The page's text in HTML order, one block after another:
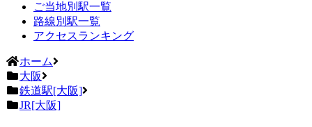
ご当地別駅一覧
路線別駅一覧
アクセスランキング
ホーム
大阪
鉄道駅[大阪]
JR[大阪]